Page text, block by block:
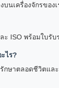
บนเครื่องจักรขอ
ISO พร้อมใบรับ
ไร?
กษาตลอดชีวิตแ